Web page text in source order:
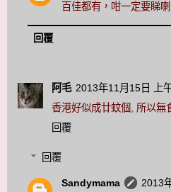
百佳都有，咁一定要睇喇
回覆
阿毛 2013年11月15日 上
香港好似成廿蚊個, 所以無
回覆
回覆
Sandymama
2013